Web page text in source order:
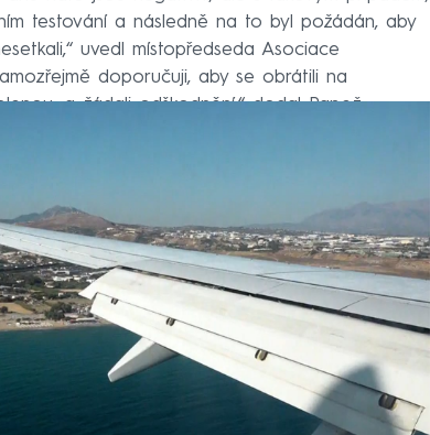
testování a následně na to byl požádán, aby
uvedl místopředseda Asociace
doporučuji, aby se obrátili na
a žádali odškodnění,“ dodal Papež.